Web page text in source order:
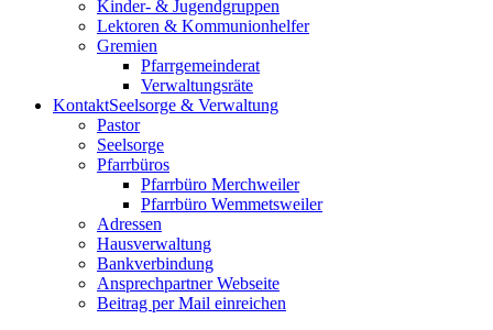
Kinder- & Jugendgruppen
Lektoren & Kommunionhelfer
Gremien
Pfarrgemeinderat
Verwaltungsräte
KontaktSeelsorge & Verwaltung
Pastor
Seelsorge
Pfarrbüros
Pfarrbüro Merchweiler
Pfarrbüro Wemmetsweiler
Adressen
Hausverwaltung
Bankverbindung
Ansprechpartner Webseite
Beitrag per Mail einreichen